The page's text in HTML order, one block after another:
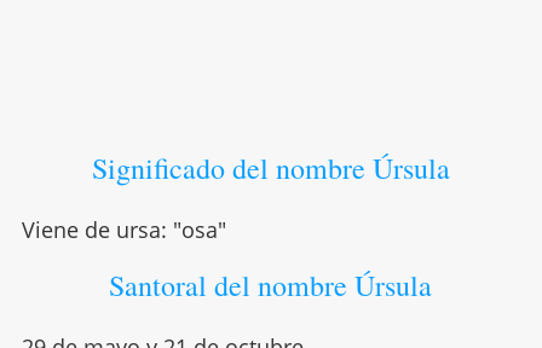
Significado del nombre Úrsula
Viene de ursa: "osa"
Santoral del nombre Úrsula